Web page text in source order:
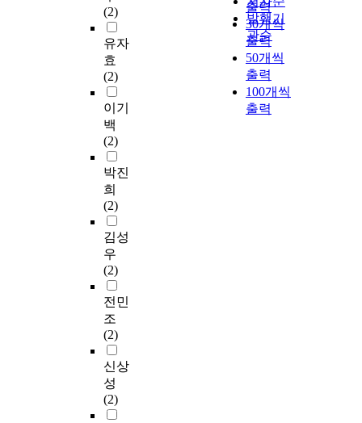
(2)
유자
효
(2)
이기
백
(2)
박진
희
(2)
김성
우
(2)
전민
조
(2)
신상
성
(2)
발행기
관순
출력
30개씩
출력
50개씩
출력
100개씩
출력